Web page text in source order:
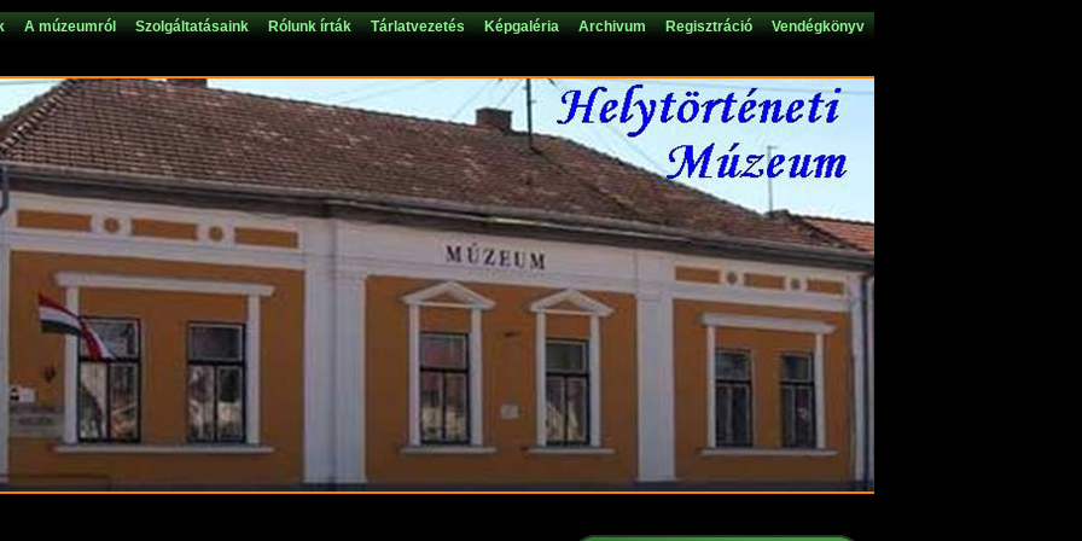
A múzeumról Szolgáltatásaink Rólunk írták Tárlatvezetés Képgaléria Archivum Regisztráció Vendégkönyv